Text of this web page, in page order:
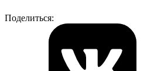
Поделиться: